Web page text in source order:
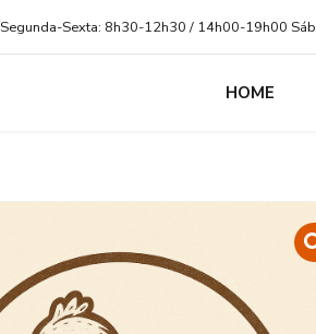
Segunda-Sexta: 8h30-12h30 / 14h00-19h00
HOME